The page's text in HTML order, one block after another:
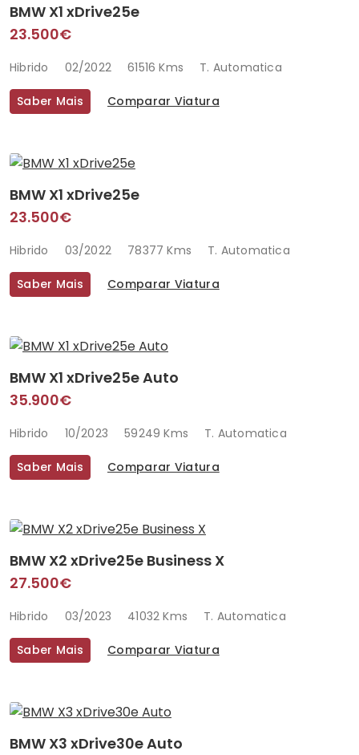
BMW X1 xDrive25e
23.500€
Hibrido 02/2022 61516 Kms T. Automatica
Saber Mais Comparar Viatura
BMW X1 xDrive25e
23.500€
Hibrido 03/2022 78377 Kms T. Automatica
Saber Mais Comparar Viatura
BMW X1 xDrive25e Auto
35.900€
Hibrido 10/2023 59249 Kms T. Automatica
Saber Mais Comparar Viatura
BMW X2 xDrive25e Business X
27.500€
Hibrido 03/2023 41032 Kms T. Automatica
Saber Mais Comparar Viatura
BMW X3 xDrive30e Auto